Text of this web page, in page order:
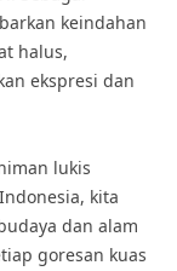
keindahan
halus,
ekspresi dan
lukis
kita
dan alam
goresan kuas